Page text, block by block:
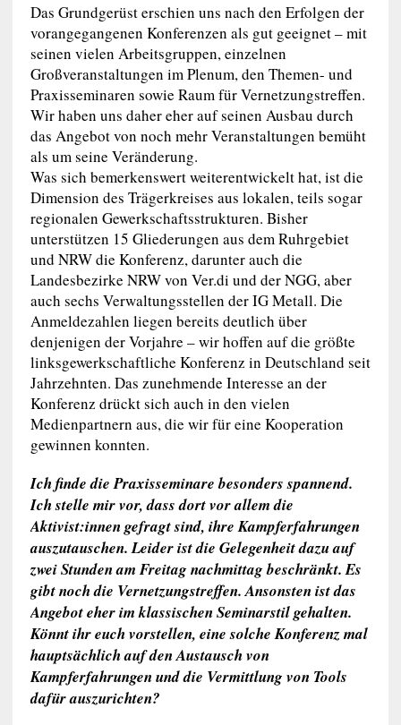
Das Grundgerüst erschien uns nach den Erfolgen der
vorangegangenen Konferenzen als gut geeignet – mit
seinen vielen Arbeitsgruppen, einzelnen
Großveranstaltungen im Plenum, den Themen- und
Praxisseminaren sowie Raum für Vernetzungstreffen.
Wir haben uns daher eher auf seinen Ausbau durch
das Angebot von noch mehr Veranstaltungen bemüht
als um seine Veränderung.
Was sich bemerkenswert weiterentwickelt hat, ist die
Dimension des Trägerkreises aus lokalen, teils sogar
regionalen Gewerkschaftsstrukturen. Bisher
unterstützen 15 Gliederungen aus dem Ruhrgebiet
und NRW die Konferenz, darunter auch die
Landesbezirke NRW von Ver.di und der NGG, aber
auch sechs Verwaltungsstellen der IG Metall. Die
Anmeldezahlen liegen bereits deutlich über
denjenigen der Vorjahre – wir hoffen auf die größte
linksgewerkschaftliche Konferenz in Deutschland seit
Jahrzehnten. Das zunehmende Interesse an der
Konferenz drückt sich auch in den vielen
Medienpartnern aus, die wir für eine Kooperation
gewinnen konnten.
Ich finde die Praxisseminare besonders spannend.
Ich stelle mir vor, dass dort vor allem die
Aktivist:innen gefragt sind, ihre Kampferfahrungen
auszutauschen. Leider ist die Gelegenheit dazu auf
zwei Stunden am Freitag nachmittag beschränkt. Es
gibt noch die Vernetzungstreffen. Ansonsten ist das
Angebot eher im klassischen Seminarstil gehalten.
Könnt ihr euch vorstellen, eine solche Konferenz mal
hauptsächlich auf den Austausch von
Kampferfahrungen und die Vermittlung von Tools
dafür auszurichten?